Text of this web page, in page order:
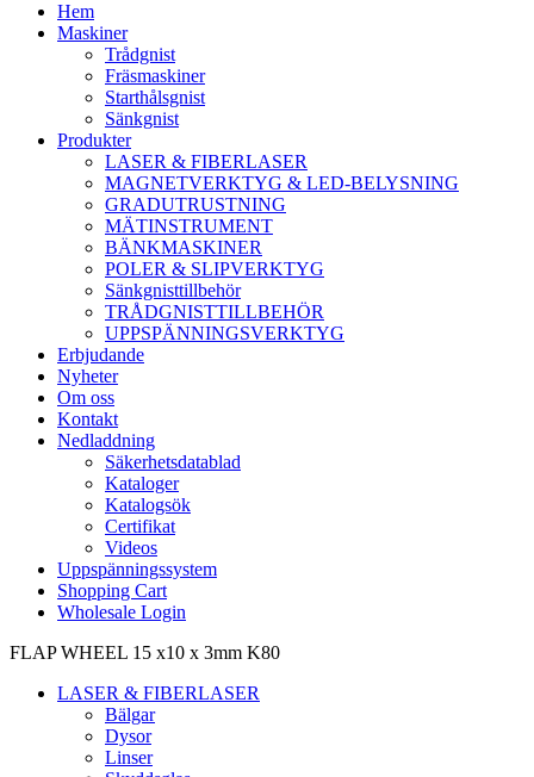
Hem
Maskiner
Trådgnist
Fräsmaskiner
Starthålsgnist
Sänkgnist
Produkter
LASER & FIBERLASER
MAGNETVERKTYG & LED-BELYSNING
GRADUTRUSTNING
MÄTINSTRUMENT
BÄNKMASKINER
POLER & SLIPVERKTYG
Sänkgnisttillbehör
TRÅDGNISTTILLBEHÖR
UPPSPÄNNINGSVERKTYG
Erbjudande
Nyheter
Om oss
Kontakt
Nedladdning
Säkerhetsdatablad
Kataloger
Katalogsök
Certifikat
Videos
Uppspänningssystem
Shopping Cart
Wholesale Login
FLAP WHEEL 15 x10 x 3mm K80
LASER & FIBERLASER
Bälgar
Dysor
Linser